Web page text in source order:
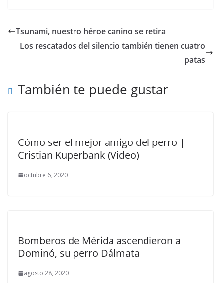
Tsunami, nuestro héroe canino se retira
Los rescatados del silencio también tienen cuatro
patas
También te puede gustar
Cómo ser el mejor amigo del perro |
Cristian Kuperbank (Video)
octubre 6, 2020
Bomberos de Mérida ascendieron a
Dominó, su perro Dálmata
agosto 28, 2020